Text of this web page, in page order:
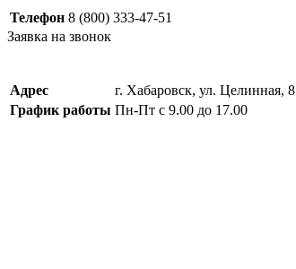
Телефон 8 (800) 333-47-51
Заявка на звонок
Адрес
г. Хабаровск, ул. Целинная, 8
График работы Пн-Пт с 9.00 до 17.00